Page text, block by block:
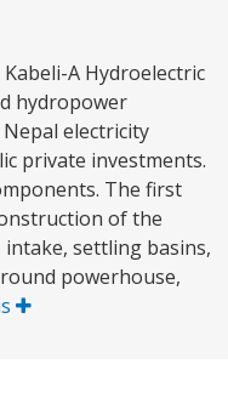
A Hydroelectric
hydropower
electricity
private investments.
The first
of the
intake, settling basins,
powerhouse,